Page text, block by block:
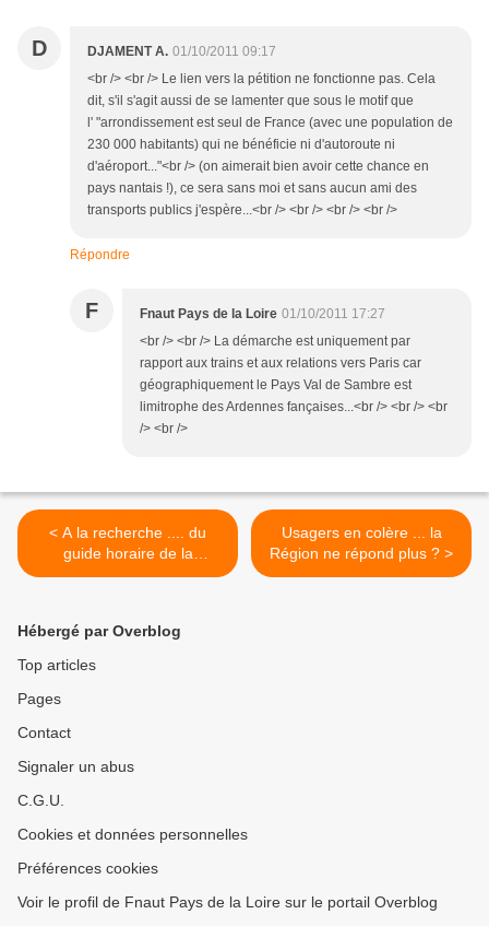
D DJAMENT A. 01/10/2011 09:17
<br /> <br /> Le lien vers la pétition ne fonctionne pas. Cela
dit, s'il s'agit aussi de se lamenter que sous le motif que
l' "arrondissement est seul de France (avec une population de
230 000 habitants) qui ne bénéficie ni d'autoroute ni
d'aéroport..."<br /> (on aimerait bien avoir cette chance en
pays nantais !), ce sera sans moi et sans aucun ami des
transports publics j'espère...<br /> <br /> <br /> <br />
Répondre
F Fnaut Pays de la Loire 01/10/2011 17:27
<br /> <br /> La démarche est uniquement par
rapport aux trains et aux relations vers Paris car
géographiquement le Pays Val de Sambre est
limitrophe des Ardennes fançaises...<br /> <br /> <br
/> <br />
< A la recherche .... du
guide horaire de la
SEMITAN
Usagers en colère ... la
Région ne répond plus ? >
Hébergé par Overblog
Top articles
Pages
Contact
Signaler un abus
C.G.U.
Cookies et données personnelles
Préférences cookies
Voir le profil de Fnaut Pays de la Loire sur le portail Overblog